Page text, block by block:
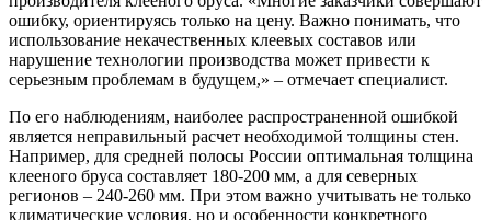
ошибку, ориентируясь только на цену. Важно понимать, что
использование некачественных клеевых составов или
нарушение технологии производства может привести к
серьезным проблемам в будущем,» – отмечает специалист.
По его наблюдениям, наиболее распространенной ошибкой
является неправильный расчет необходимой толщины стен.
Например, для средней полосы России оптимальная толщина
клееного бруса составляет 180-200 мм, а для северных
регионов – 240-260 мм. При этом важно учитывать не только
климатические условия, но и особенности конкретного